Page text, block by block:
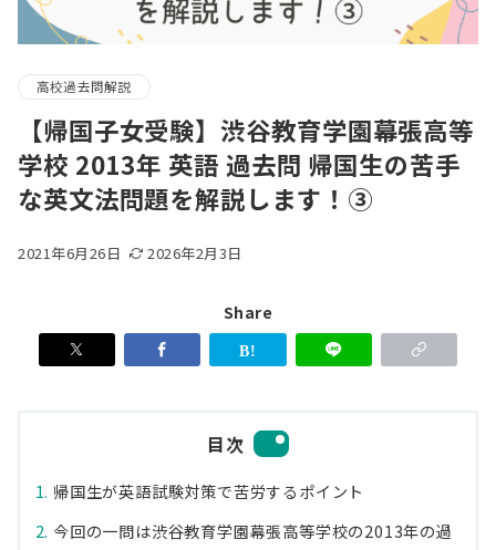
高校過去問解説
【帰国子女受験】渋谷教育学園幕張高等
学校 2013年 英語 過去問 帰国生の苦手
な英文法問題を解説します！③
2021年6月26日 2026年2月3日
Share
目次
帰国生が英語試験対策で苦労するポイント
今回の一問は渋谷教育学園幕張高等学校の2013年の過